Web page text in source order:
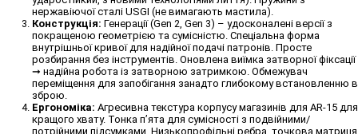
нержавіючої сталі USGI (не вимагають мастила).
Конструкція: Генерації (Gen 2, Gen 3) – удосконалені версії з
покращеною геометрією та сумісністю. Спеціальна форма
внутрішньої кривої для надійної подачі патронів. Просте
розбирання без інструментів. Оновлена виїмка затворної фіксації
➞ надійна робота із затворною затримкою. Обмежувач
переміщення для запобігання занадто глибокому встановленню в
зброю.
Ергономіка: Агресивна текстура корпусу магазинів для AR-15 для
кращого хвату. Тонка п’ята для сумісності з подвійними/
потрійними підсумками. Низькопрофільні ребра, точкова матриця